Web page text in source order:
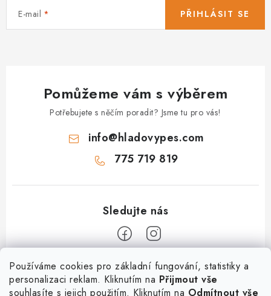
Používáme cookies pro základní fungování, statistiky a
personalizaci reklam. Kliknutím na Přijmout vše
souhlasíte s jejich použitím. Kliknutím na Odmítnout vše
E-mail PŘIHLÁSIT SE
Pomůžeme vám s výběrem
Potřebujete s něčím poradit? Jsme tu pro vás!
info@hladovypes.com
775 719 819